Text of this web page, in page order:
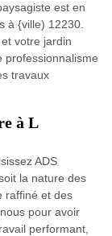
est en
à {ville) 12230.
votre jardin
professionnalisme
travaux
à L
ADS
la nature des
raffiné et des
pour avoir
performant,